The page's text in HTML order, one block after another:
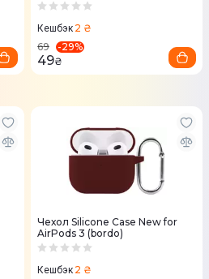
Кешбэк 2 ₴
69
-29%
49₴
Чехол Silicone Case New for
AirPods 3 (bordo)
Кешбэк 2 ₴